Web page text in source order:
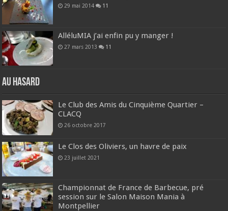
29 mai 2014 11
AlléluMIA j’ai enfin pu y manger !
27 mars 2013 11
Au hasard
Le Club des Amis du Cinquième Quartier –
CLACQ
26 octobre 2017
Le Clos des Oliviers, un havre de paix
23 juillet 2021
Championnat de France de Barbecue, pré
session sur le Salon Maison Mania à
Montpellier